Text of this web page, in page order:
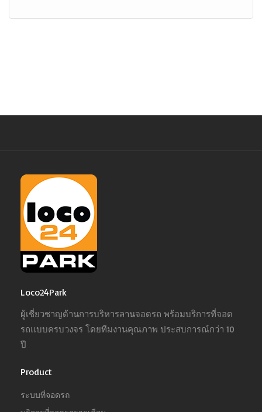
Loco24Park
ผู้เชี่ยวชาญด้านการบริหารลานจอดรถ พร้อมบริการที่จอด
รถแบบครบวงจร โดยทีมงานคุณภาพ ประสบการณ์กว่า 10
ปี
Product
ระบบที่จอดรถ